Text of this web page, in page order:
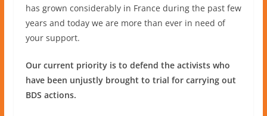
has grown considerably in France during the past few
years and today we are more than ever in need of
your support.
Our current priority is to defend the activists who
have been unjustly brought to trial for carrying out
BDS actions.